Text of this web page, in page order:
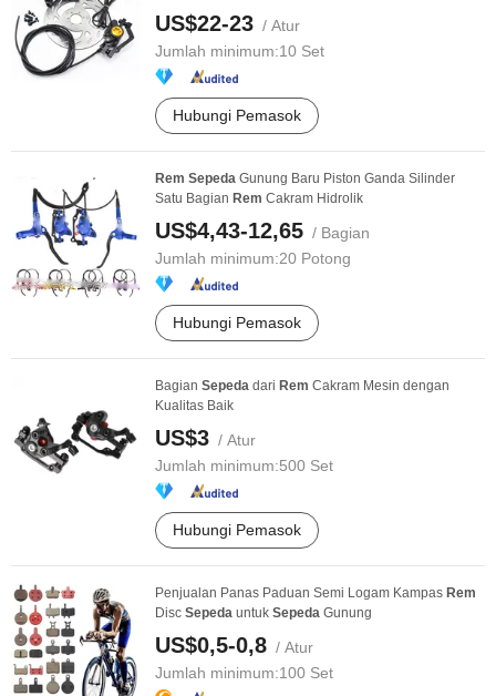
US$22-23 / Atur
Jumlah minimum:10 Set
Hubungi Pemasok
Rem Sepeda Gunung Baru Piston Ganda Silinder
Satu Bagian Rem Cakram Hidrolik
US$4,43-12,65 / Bagian
Jumlah minimum:20 Potong
Hubungi Pemasok
Bagian Sepeda dari Rem Cakram Mesin dengan
Kualitas Baik
US$3 / Atur
Jumlah minimum:500 Set
Hubungi Pemasok
Penjualan Panas Paduan Semi Logam Kampas Rem
Disc Sepeda untuk Sepeda Gunung
US$0,5-0,8 / Atur
Jumlah minimum:100 Set